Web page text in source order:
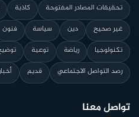
تحقيقات المصادر المفتوحة كاذبة
غير صحيح
دين سياسة فنون
تكنولوجيا
رياضة توعية
رصد التواصل الاجتماعي
قديم
تواصل معنا